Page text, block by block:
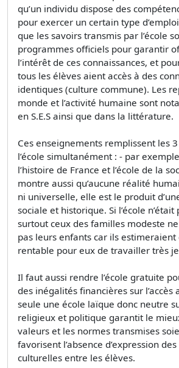
qu’un individu dispose des
pour exercer un certain type
que les savoirs transmis par l’école
programmes officiels pour garantir
l’intérêt de ces connaissances, et
tous les élèves aient accès à des
identiques (culture commune). Les
monde et l’activité humaine sont
en S.E.S ainsi que dans la littérature.
Ces enseignements remplissent les
l’école simultanément : - par
l’histoire de France et l’école de la
montre aussi qu’aucune réalité
ni universelle, elle est le produit
sociale et historique. Si l’école
surtout ceux des familles modeste
pas leurs enfants car ils estimeraient
rentable pour eux de travailler très
Il faut aussi rendre l’école gratuite
des inégalités financières sur l’accès
seule une école laïque donc neutre
religieux et politique garantit le
valeurs et les normes transmises
favorisent l’absence d’expression
culturelles entre les élèves.